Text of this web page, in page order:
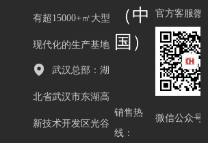
有超15000+㎡大型
现代化的生产基地
武汉总部：湖
北省武汉市东湖高
新技术开发区光谷
（中
国）
销售热
线：
官方客服微信
微信公众号